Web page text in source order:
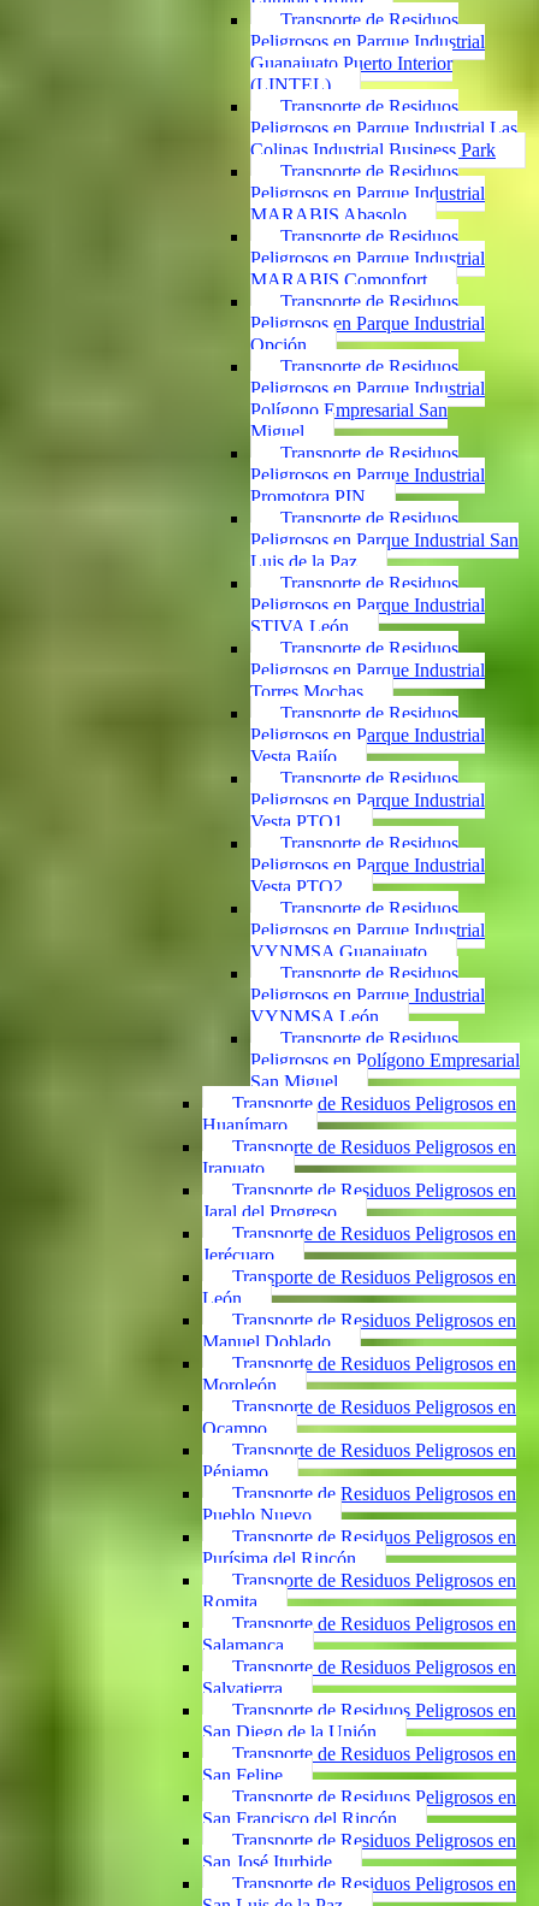
Transporte de Residuos
Peligrosos en Parque Industrial
Guanajuato Puerto Interior
(LINTEL)
Transporte de Residuos
Peligrosos en Parque Industrial Las
Colinas Industrial Business Park
Transporte de Residuos
Peligrosos en Parque Industrial
MARABIS Abasolo
Transporte de Residuos
Peligrosos en Parque Industrial
MARABIS Comonfort
Transporte de Residuos
Peligrosos en Parque Industrial
Opción
Transporte de Residuos
Peligrosos en Parque Industrial
Polígono Empresarial San
Miguel
Transporte de Residuos
Peligrosos en Parque Industrial
Promotora PIN
Transporte de Residuos
Peligrosos en Parque Industrial San
Luis de la Paz
Transporte de Residuos
Peligrosos en Parque Industrial
STIVA León
Transporte de Residuos
Peligrosos en Parque Industrial
Torres Mochas
Transporte de Residuos
Peligrosos en Parque Industrial
Vesta Bajío
Transporte de Residuos
Peligrosos en Parque Industrial
Vesta PTO1
Transporte de Residuos
Peligrosos en Parque Industrial
Vesta PTO2
Transporte de Residuos
Peligrosos en Parque Industrial
VYNMSA Guanajuato
Transporte de Residuos
Peligrosos en Parque Industrial
VYNMSA León
Transporte de Residuos
Peligrosos en Polígono Empresarial
San Miguel
Transporte de Residuos Peligrosos en
Huanímaro
Transporte de Residuos Peligrosos en
Irapuato
Transporte de Residuos Peligrosos en
Jaral del Progreso
Transporte de Residuos Peligrosos en
Jerécuaro
Transporte de Residuos Peligrosos en
León
Transporte de Residuos Peligrosos en
Manuel Doblado
Transporte de Residuos Peligrosos en
Moroleón
Transporte de Residuos Peligrosos en
Ocampo
Transporte de Residuos Peligrosos en
Pénjamo
Transporte de Residuos Peligrosos en
Pueblo Nuevo
Transporte de Residuos Peligrosos en
Purísima del Rincón
Transporte de Residuos Peligrosos en
Romita
Transporte de Residuos Peligrosos en
Salamanca
Transporte de Residuos Peligrosos en
Salvatierra
Transporte de Residuos Peligrosos en
San Diego de la Unión
Transporte de Residuos Peligrosos en
San Felipe
Transporte de Residuos Peligrosos en
San Francisco del Rincón
Transporte de Residuos Peligrosos en
San José Iturbide
Transporte de Residuos Peligrosos en